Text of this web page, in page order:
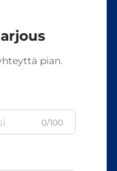
pian.
0/100